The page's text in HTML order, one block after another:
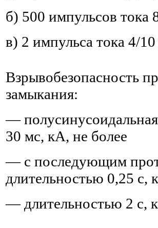
б) 500 импульсов тока
в) 2 импульса тока 4/
Взрывобезопасность
замыкания:
—
30 мс, кА, не более
— с последующим
длительностью 0,25 с,
— длительностью 2 с,